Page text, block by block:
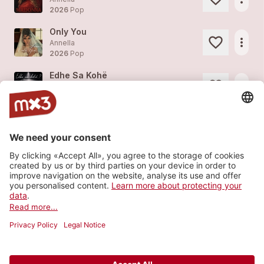
2026 Pop
Only You
Annella
2026 Pop
more_horiz
Edhe Sa Kohë
2026
2025Pop
1 Veres
Annella
2025Pop
more_horiz